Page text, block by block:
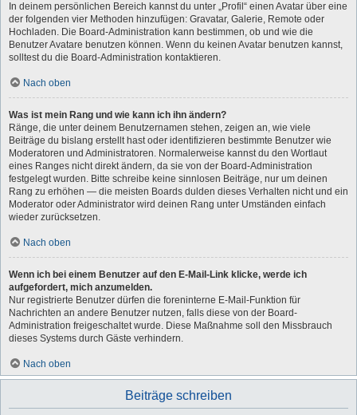
In deinem persönlichen Bereich kannst du unter „Profil“ einen Avatar über eine
der folgenden vier Methoden hinzufügen: Gravatar, Galerie, Remote oder
Hochladen. Die Board-Administration kann bestimmen, ob und wie die
Benutzer Avatare benutzen können. Wenn du keinen Avatar benutzen kannst,
solltest du die Board-Administration kontaktieren.
Nach oben
Was ist mein Rang und wie kann ich ihn ändern?
Ränge, die unter deinem Benutzernamen stehen, zeigen an, wie viele
Beiträge du bislang erstellt hast oder identifizieren bestimmte Benutzer wie
Moderatoren und Administratoren. Normalerweise kannst du den Wortlaut
eines Ranges nicht direkt ändern, da sie von der Board-Administration
festgelegt wurden. Bitte schreibe keine sinnlosen Beiträge, nur um deinen
Rang zu erhöhen — die meisten Boards dulden dieses Verhalten nicht und ein
Moderator oder Administrator wird deinen Rang unter Umständen einfach
wieder zurücksetzen.
Nach oben
Wenn ich bei einem Benutzer auf den E-Mail-Link klicke, werde ich
aufgefordert, mich anzumelden.
Nur registrierte Benutzer dürfen die foreninterne E-Mail-Funktion für
Nachrichten an andere Benutzer nutzen, falls diese von der Board-
Administration freigeschaltet wurde. Diese Maßnahme soll den Missbrauch
dieses Systems durch Gäste verhindern.
Nach oben
Beiträge schreiben